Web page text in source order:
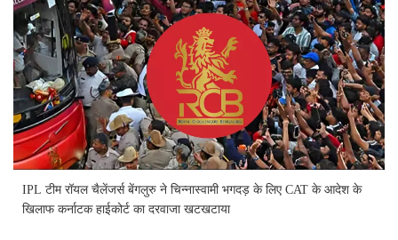
IPL टीम रॉयल चैलेंजर्स बेंगलुरु ने चिन्नास्वामी भगदड़ के लिए CAT के आदेश के
खिलाफ कर्नाटक हाईकोर्ट का दरवाजा खटखटाया